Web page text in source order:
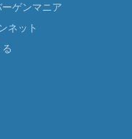
ゲンマニア
ネット